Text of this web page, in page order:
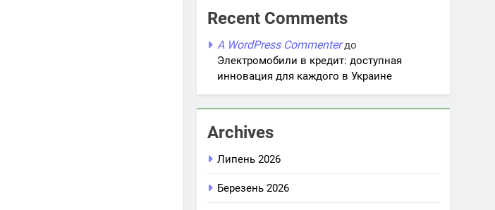
Recent Comments
A WordPress Commenterдо
Электромобили в кредит: доступная
инновация для каждого в Украине
Archives
Липень 2026
Березень 2026